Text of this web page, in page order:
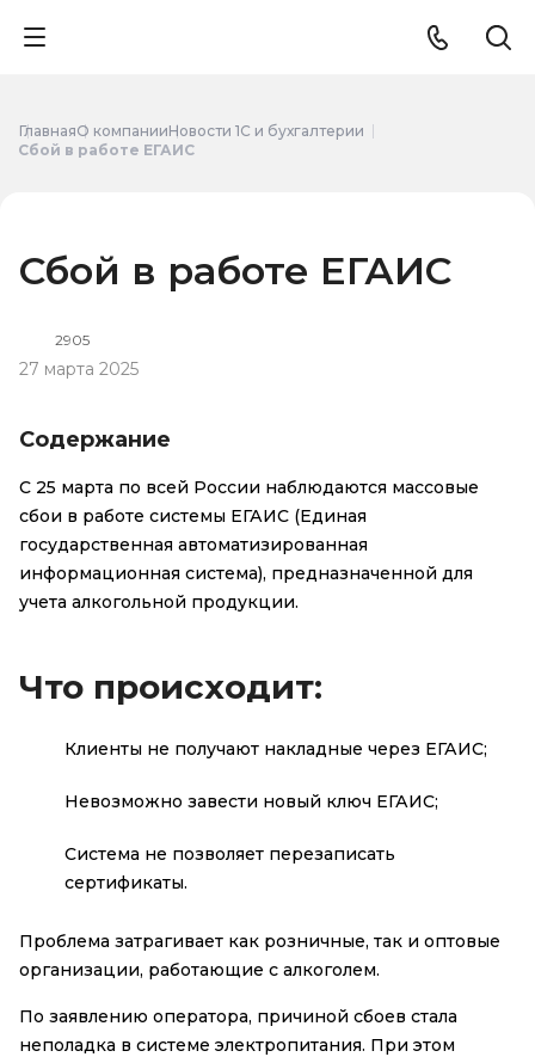
ГлавнаяО компанииНовости 1С и бухгалтерии
Сбой в работе ЕГАИС
Сбой в работе ЕГАИС
2905
27 марта 2025
Содержание
С 25 марта по всей России наблюдаются массовые
сбои в работе системы ЕГАИС (Единая
государственная автоматизированная
информационная система), предназначенной для
учета алкогольной продукции.
Что происходит:
Клиенты не получают накладные через ЕГАИС;
Невозможно завести новый ключ ЕГАИС;
Система не позволяет перезаписать
сертификаты.
Проблема затрагивает как розничные, так и оптовые
организации, работающие с алкоголем.
По заявлению оператора, причиной сбоев стала
неполадка в системе электропитания. При этом